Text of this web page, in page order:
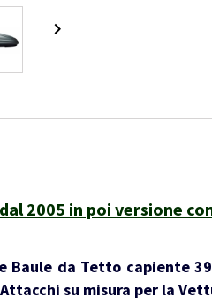

dal 2005 in poi versione
da Tetto capiente
su misura per la